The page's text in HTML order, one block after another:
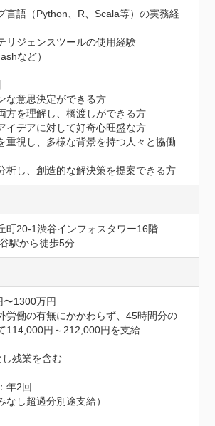
言語（Python、R、Scala等）の実務経
リジェンスツールの使用経験
など）
な意思決定ができる方
方を理解し、橋渡しができる方
イデアに対して好奇心旺盛な方
重視し、多様な背景を持つ人々と協働
析し、創造的な解決策を提案できる方
町20-1渋谷インフォスタワー16階
駅から徒歩5分
〜1300万円
労働の有無にかかわらず、45時間分の
114,000円～212,000円を支給
残業を含む
年2回
なし超過分別途支給）